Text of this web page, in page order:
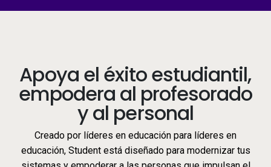
Apoya el éxito estudiantil,
empodera al profesorado
y al personal
Creado por líderes en educación para líderes en
educación, Student está diseñado para modernizar tus